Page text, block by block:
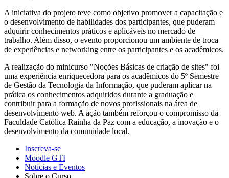
A iniciativa do projeto teve como objetivo promover a capacitação e
o desenvolvimento de habilidades dos participantes, que puderam
adquirir conhecimentos práticos e aplicáveis no mercado de
trabalho. Além disso, o evento proporcionou um ambiente de troca
de experiências e networking entre os participantes e os acadêmicos.
A realização do minicurso "Noções Básicas de criação de sites" foi
uma experiência enriquecedora para os acadêmicos do 5º Semestre
de Gestão da Tecnologia da Informação, que puderam aplicar na
prática os conhecimentos adquiridos durante a graduação e
contribuir para a formação de novos profissionais na área de
desenvolvimento web. A ação também reforçou o compromisso da
Faculdade Católica Rainha da Paz com a educação, a inovação e o
desenvolvimento da comunidade local.
Inscreva-se
Moodle GTI
Notícias e Eventos
Sobre o Curso